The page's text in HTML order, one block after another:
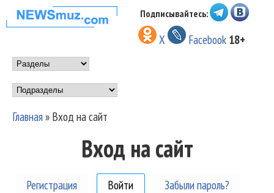
Перейти к основному
содержанию
НОВОСТИ
МУЗЫКИ И
ШОУ БИЗНЕСА
NEWSMUZ.COM
Подписывайтесь:
X Facebook 18+
Main menu
Подразделы
Вы здесь
Главная» Вход на сайт
Вход на сайт
Регистрация Войти (активная вкладка)
Забыли пароль?